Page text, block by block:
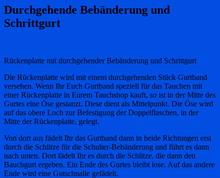
Durchgehende Bebänderung und
Schrittgurt
Rückenplatte mit durchgehender Bebänderung und Schrittgurt
Die Rückenplatte wird mit einem durchgehenden Stück Gurtband
versehen. Wenn Ihr Euch Gurtband speziell für das Tauchen mit
einer Rückenplatte in Eurem Tauchshop kauft, so ist in der Mitte des
Gurtes eine Öse gestanzt. Diese dient als Mittelpunkt. Die Öse wird
auf das obere Loch zur Befestigung der Doppelflaschen, in der
Mitte der Rückenplatte, gelegt.
Von dort aus fädelt Ihr das Gurtband dann in beide Richtungen erst
durch die Schlitze für die Schulter-Bebänderung und führt es dann
nach unten. Dort fädelt Ihr es durch die Schlitze, die dann den
Bauchgurt ergeben. Ein Ende des Gurtes bleibt lose. Auf das andere
Ende wird eine Gutschnalle gefädelt.